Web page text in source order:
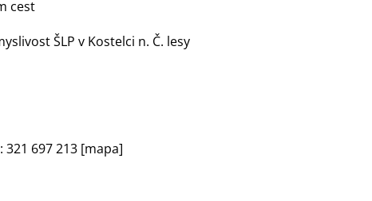
cest
ŠLP v Kostelci n. Č. lesy
321 697 213 [mapa]